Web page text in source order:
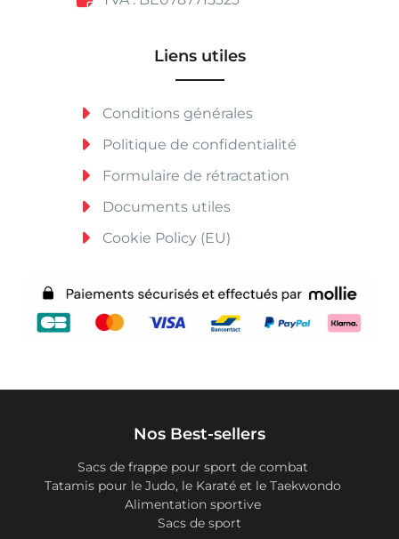
Liens utiles
Conditions générales
Politique de confidentialité
Formulaire de rétractation
Documents utiles
Cookie Policy (EU)
Nos Best-sellers
Sacs de frappe pour sport de combat
Tatamis pour le Judo, le Karaté et le Taekwondo
Alimentation sportive
Sacs de sport